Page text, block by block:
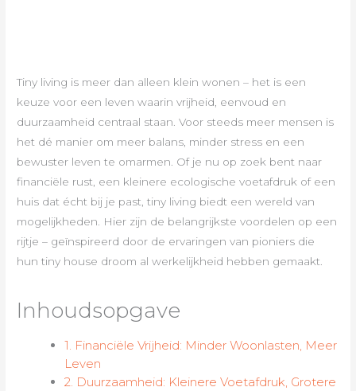
Tiny living is meer dan alleen klein wonen – het is een
keuze voor een leven waarin vrijheid, eenvoud en
duurzaamheid centraal staan. Voor steeds meer mensen is
het dé manier om meer balans, minder stress en een
bewuster leven te omarmen. Of je nu op zoek bent naar
financiële rust, een kleinere ecologische voetafdruk of een
huis dat écht bij je past, tiny living biedt een wereld van
mogelijkheden. Hier zijn de belangrijkste voordelen op een
rijtje – geïnspireerd door de ervaringen van pioniers die
hun tiny house droom al werkelijkheid hebben gemaakt.
Inhoudsopgave
1. Financiële Vrijheid: Minder Woonlasten, Meer
Leven
2. Duurzaamheid: Kleinere Voetafdruk, Grotere